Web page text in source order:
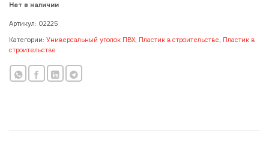
Нет в наличии
Артикул: 02225
Категории: Универсальный уголок ПВХ, Пластик в строительстве, Пластик в
строительстве